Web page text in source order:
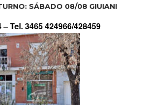
SÁBADO 08/08 GIUIANI
–Tel. 3465 424966/428459